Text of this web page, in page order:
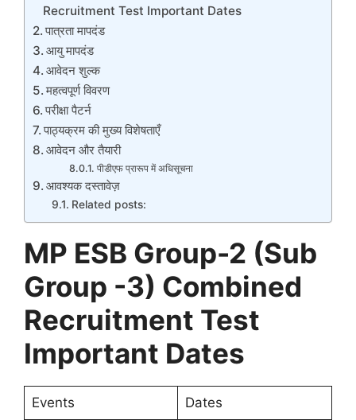
Recruitment Test Important Dates
पात्रता मापदंड
आयु मापदंड
आवेदन शुल्क
महत्वपूर्ण विवरण
परीक्षा पैटर्न
पाठ्यक्रम की मुख्य विशेषताएँ
आवेदन और तैयारी
पीडीएफ प्रारूप में अधिसूचना
आवश्यक दस्तावेज़
Related posts:
MP ESB Group-2 (Sub
Group -3) Combined
Recruitment Test
Important Dates
Events Dates